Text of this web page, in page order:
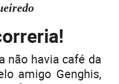
não havia café da
amigo Genghis,